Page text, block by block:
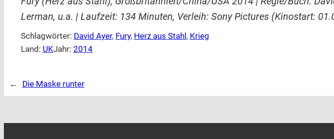
Lerman, u.a. | Laufzeit: 134 Minuten, Verleih: Sony Pictures (Kinostart:
Schlagwörter: David Ayer, Fury, Herz aus Stahl, Krieg
Land: UKJahr: 2014
← Die Maske runter